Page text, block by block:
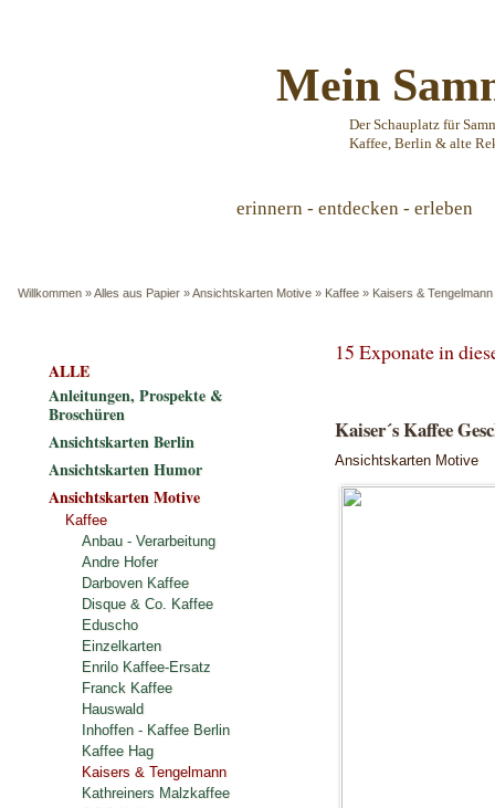
Mein
Der Schauplatz für
Kaffee, Berlin & alte
erinnern - entdecken - erleben
Willkommen »Alles aus Papier »Ansichtskarten Motive » Kaffee » Kaisers & Tengelmann
15 Exponate in
Kaiser´s Kaffee
Ansichtskarten Motive
ALLE
Anleitungen, Prospekte &
Broschüren
Ansichtskarten Berlin
Ansichtskarten Humor
Ansichtskarten Motive
Kaffee
Anbau - Verarbeitung
Andre Hofer
Darboven Kaffee
Disque & Co. Kaffee
Eduscho
Einzelkarten
Enrilo Kaffee-Ersatz
Franck Kaffee
Hauswald
Inhoffen - Kaffee Berlin
Kaffee Hag
Kaisers & Tengelmann
Kathreiners Malzkaffee